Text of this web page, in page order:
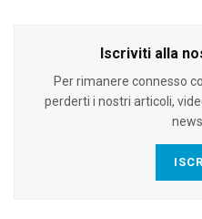
Iscriviti alla
Per rimanere connesso
perderti i nostri articoli,